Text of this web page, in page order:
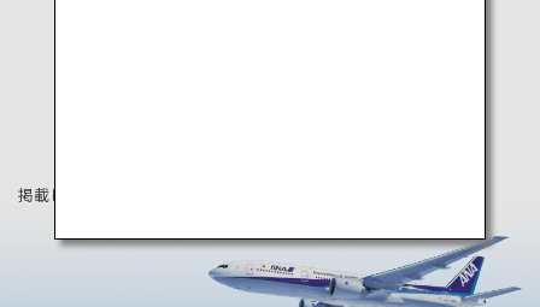
掲載している情報は2020年3月時点の情報です。